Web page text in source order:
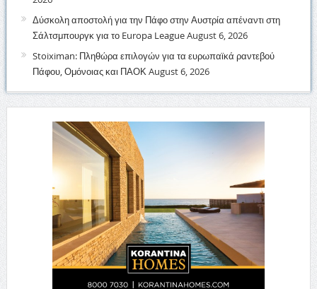
Δύσκολη αποστολή για την Πάφο στην Αυστρία απέναντι στη
Σάλτσμπουργκ για το Europa LeagueAugust 6, 2026
Stoiximan: Πληθώρα επιλογών για τα ευρωπαϊκά ραντεβού
Πάφου, Ομόνοιας και ΠΑΟΚAugust 6, 2026